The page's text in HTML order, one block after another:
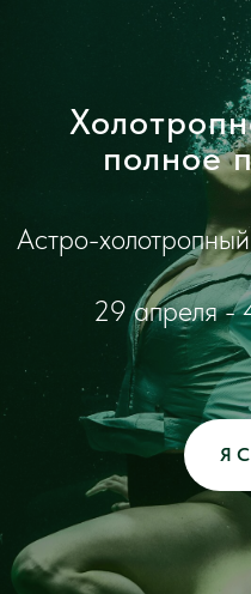
полное
Астро-
29 апреля -
Я